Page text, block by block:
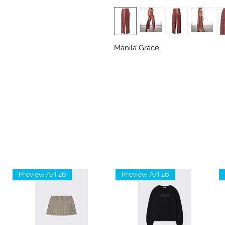
Manila Grace
Preview A/I 26 Preview A/I 26